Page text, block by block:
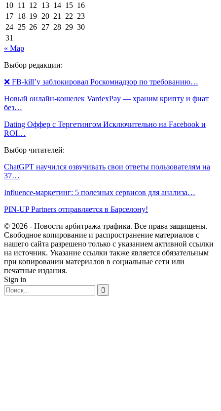
10 11 12 13 14 15 16
17 18 19 20 21 22 23
24 25 26 27 28 29 30
31
« Мар
Выбор редакции:
❌ FB-kill’у заблокировал Роскомнадзор по требованию…
Новый онлайн-кошелек VardexPay — храним крипту и фиат
без…
Dating Оффер с Тергетингом Исключительно на Facebook и
ROI…
Выбор читателей:
ChatGPT научился озвучивать свои ответы пользователям на
37…
Influence-маркетинг: 5 полезных сервисов для анализа…
PIN-UP Partners отправляется в Барселону!
© 2026 - Новости арбитража трафика. Все права защищены.
Свободное копирование и распространение материалов с
нашего сайта разрешено только с указанием активной ссылки
на источник. Указание ссылки также является обязательным
при копировании материалов в социальные сети или
печатные издания.
Sign in